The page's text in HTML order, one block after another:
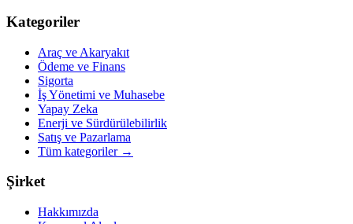
Kategoriler
Araç ve Akaryakıt
Ödeme ve Finans
Sigorta
İş Yönetimi ve Muhasebe
Yapay Zeka
Enerji ve Sürdürülebilirlik
Satış ve Pazarlama
Tüm kategoriler→
Şirket
Hakkımızda